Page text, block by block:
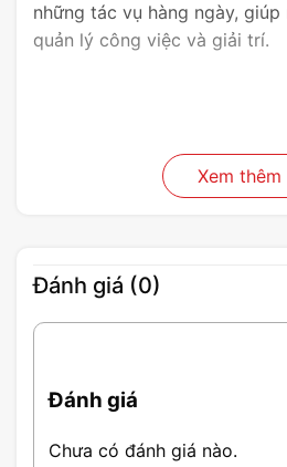
những tác vụ hàng ngày,
quản lý công việc và giải trí.
Xem thêm
Đánh giá (0)
Đánh giá
Chưa có đánh giá nào.